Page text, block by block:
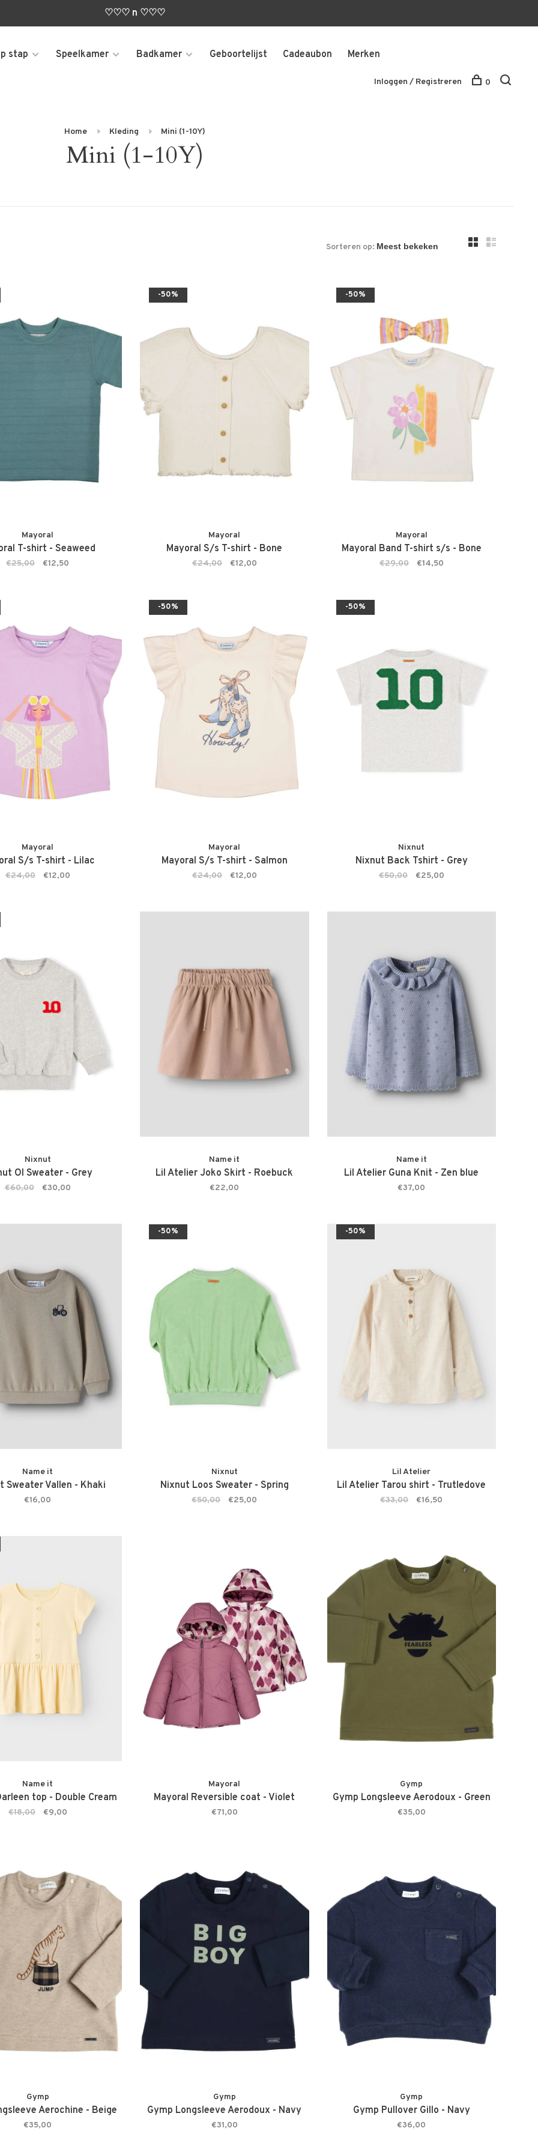
♡♡♡ n ♡♡♡
stap Speelkamer Badkamer Geboortelijst Cadeaubon Merken
Inloggen / Registreren 0
Home Kleding Mini (1-10Y)
Mini (1-10Y)
Sorteren op:
Mayoral
T-shirt - Seaweed
€25,00 €12,50
-50%
Mayoral
Mayoral S/s T-shirt - Bone
€24,00 €12,00
-50%
Mayoral
Mayoral Band T-shirt s/s - Bone
€29,00 €14,50
Mayoral
S/s T-shirt - Lilac
€24,00 €12,00
-50%
Mayoral
Mayoral S/s T-shirt - Salmon
€24,00 €12,00
-50%
Nixnut
Nixnut Back Tshirt - Grey
€50,00 €25,00
Nixnut
OI Sweater - Grey
€60,00 €30,00
Name it
Lil Atelier Joko Skirt - Roebuck
€22,00
Name it
Lil Atelier Guna Knit - Zen blue
€37,00
Name it
Sweater Vallen - Khaki
€16,00
-50%
Nixnut
Nixnut Loos Sweater - Spring
€50,00 €25,00
-50%
Lil Atelier
Lil Atelier Tarou shirt - Trutledove
€33,00 €16,50
Name it
top - Double Cream
€18,00 €9,00
Mayoral
Mayoral Reversible coat - Violet
€71,00
Gymp
Gymp Longsleeve Aerodoux - Green
€35,00
Gymp
Aerochine - Beige
€35,00
Gymp
Gymp Longsleeve Aerodoux - Navy
€31,00
Gymp
Gymp Pullover Gillo - Navy
€36,00